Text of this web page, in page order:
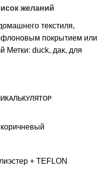
желаний
текстиля,
покрытием или
Метки: duck, дак, для
КАЛЬКУЛЯТОР
+ TEFLON